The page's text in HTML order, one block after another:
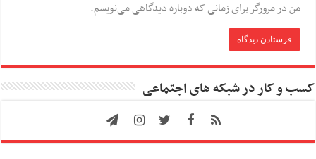
من در مرورگر برای زمانی که دوباره دیدگاهی می‌نویسم.
کسب و کار در شبکه های اجتماعی